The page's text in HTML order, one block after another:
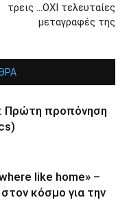
τρεις …ΟΧΙ τελευταίες
μεταγραφές της
Πρώτη προπόνηση
like home» –
κόσμο για την